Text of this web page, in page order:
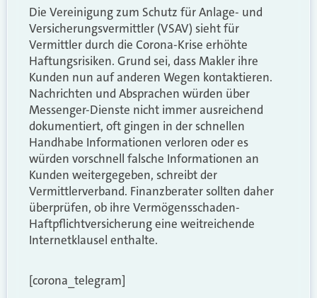
Die Vereinigung zum Schutz für Anlage- und
Versicherungsvermittler (VSAV) sieht für
Vermittler durch die Corona-Krise erhöhte
Haftungsrisiken. Grund sei, dass Makler ihre
Kunden nun auf anderen Wegen kontaktieren.
Nachrichten und Absprachen würden über
Messenger-Dienste nicht immer ausreichend
dokumentiert, oft gingen in der schnellen
Handhabe Informationen verloren oder es
würden vorschnell falsche Informationen an
Kunden weitergegeben, schreibt der
Vermittlerverband. Finanzberater sollten daher
überprüfen, ob ihre Vermögensschaden-
Haftpflichtversicherung eine weitreichende
Internetklausel enthalte.
[corona_telegram]